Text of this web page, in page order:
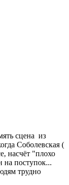
сцена из
Соболевская (
насчёт "плохо
на поступок...
трудно